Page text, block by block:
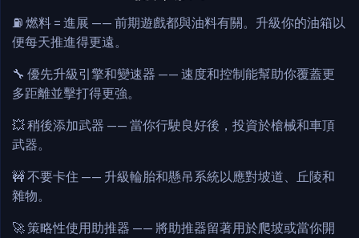
⛽ 燃料 = 進展 —— 前期遊戲都與油料有關。升級你的油箱以
便每天推進得更遠。
🔧 優先升級引擎和變速器 —— 速度和控制能幫助你覆蓋更
多距離並擊打得更強。
💥 稍後添加武器 —— 當你行駛良好後，投資於槍械和車頂
武器。
🚧 不要卡住 —— 升級輪胎和懸吊系統以應對坡道、丘陵和
雜物。
🚀 策略性使用助推器 —— 將助推器留著用於爬坡或當你開